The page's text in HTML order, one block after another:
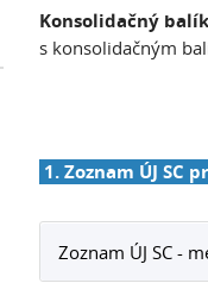
Konsolidačný
s konsolidačným
1. Zoznam ÚJ
Zoznam ÚJ SC -